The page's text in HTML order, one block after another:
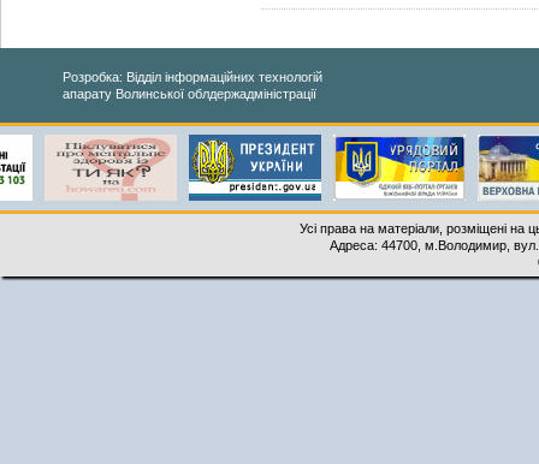
Розробка: Відділ інформаційних технологій
апарату Волинської облдержадміністрації
Усі права на матеріали, розміщені на
Адреса: 44700, м.Володимир,